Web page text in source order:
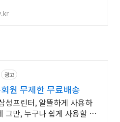
광고
원 무제한 무료배송
성프린터, 알뜰하게 사용하
그만, 누구나 쉽게 사용할 무